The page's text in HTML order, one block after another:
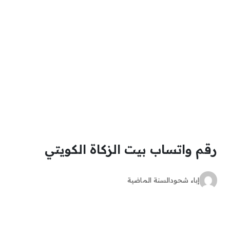
رقم واتساب بيت الزكاة الكويتي
إباء شحودالسنة الماضية